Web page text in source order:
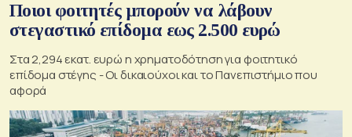
Ποιοι φοιτητές μπορούν να λάβουν
στεγαστικό επίδομα εως 2.500 ευρώ
Στα 2,294 εκατ. ευρώ η χρηματοδότηση για φοιτητικό
επίδομα στέγης - Οι δικαιούχοι και το Πανεπιστήμιο που
αφορά